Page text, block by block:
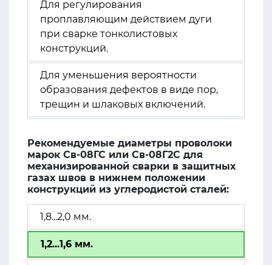
Для регулирования
проплавляющим действием дуги
при сварке тонколистовых
конструкций.
Для уменьшения вероятности
образования дефектов в виде пор,
трещин и шлаковых включений.
Рекомендуемые диаметры проволоки
марок Св-08ГС или Св-08Г2С для
механизированной сварки в защитных
газах швов в нижнем положении
конструкций из углеродистой сталей:
1,8...2,0 мм.
1,2...1,6 мм.